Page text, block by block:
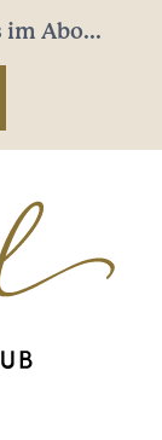
im Abo...